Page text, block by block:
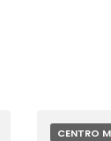
CENTRO